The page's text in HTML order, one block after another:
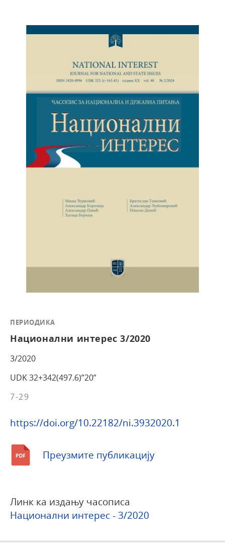
ПЕРИОДИКА
Национални интерес 3/2020
3/2020
UDK 32+342(497.6)”20”
7-29
https://doi.org/10.22182/ni.3932020.1
Преузмите публикацију
Линк ка издању часописа
Национални интерес - 3/2020